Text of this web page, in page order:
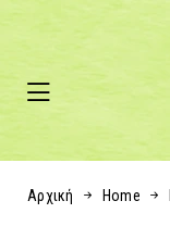
Αρχική Home